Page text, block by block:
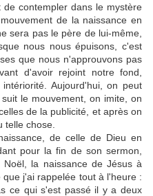
contempler dans le mystère
de la naissance en
sera pas le père de lui-même,
nous nous épuisons, c'est
que nous n'approuvons pas
d'avoir rejoint notre fond,
Aujourd'hui, on peut
le mouvement, on imite, on
de la publicité, et après on
telle chose.
de celle de Dieu en
pour la fin de son sermon,
la naissance de Jésus à
j'ai rappelée tout à l'heure :
ce qui s'est passé il y a deux